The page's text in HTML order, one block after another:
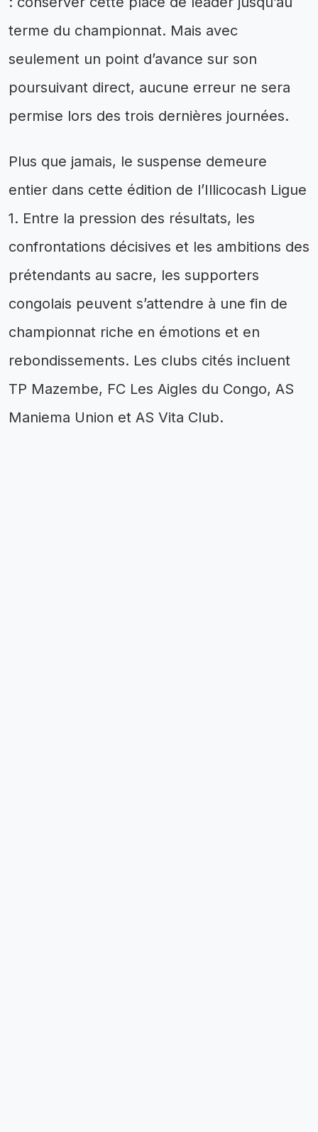
terme du championnat. Mais avec
seulement un point d’avance sur son
poursuivant direct, aucune erreur ne sera
permise lors des trois dernières journées.
Plus que jamais, le suspense demeure
entier dans cette édition de l’Illicocash Ligue
1. Entre la pression des résultats, les
confrontations décisives et les ambitions des
prétendants au sacre, les supporters
congolais peuvent s’attendre à une fin de
championnat riche en émotions et en
rebondissements. Les clubs cités incluent
TP Mazembe, FC Les Aigles du Congo, AS
Maniema Union et AS Vita Club.